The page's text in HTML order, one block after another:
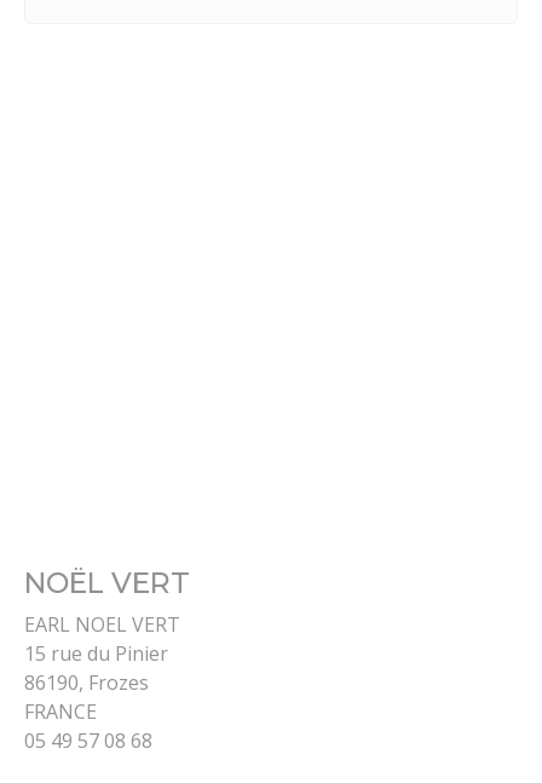
NOËL VERT
EARL NOEL VERT
15 rue du Pinier
86190, Frozes
FRANCE
05 49 57 08 68